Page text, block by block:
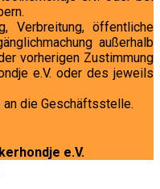
Verbreitung, öffentliche
außerhalb
vorherigen Zustimmung
e.V. oder des jeweils
die Geschäftsstelle.
e.V.